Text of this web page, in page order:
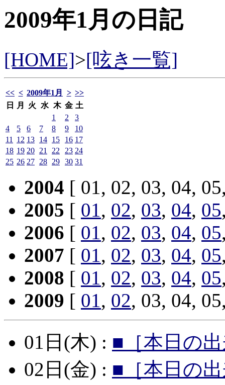
2009年1月の日記
[HOME]>[呟き一覧]
<< < 2009年1月 > >>
日
月 火 水 木 金 土
1
2
3
4
5 6 7 8 9
10
11 12 13 14 15 16 17
18 19 20 21 22 23 24
25 26 27 28 29 30 31
2004 [ 01, 02, 03, 04,
2005 [ 01, 02, 03, 04, 05
2006 [ 01, 02, 03, 04, 05
2007 [ 01, 02, 03, 04, 05
2008 [ 01, 02, 03, 04, 05
2009 [ 01, 02, 03, 04,
01日(木) : ■［本日の
02日(金) : ■［本日の